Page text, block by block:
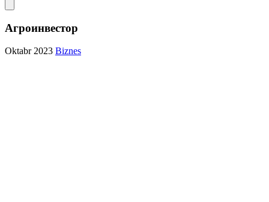
Агроинвестор
Oktabr 2023 Biznes